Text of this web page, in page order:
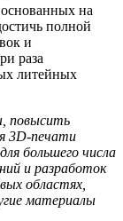
на
полной
и
раза
литейных
повысить
3D-печати
большего числа
и разработок
областях,
материалы